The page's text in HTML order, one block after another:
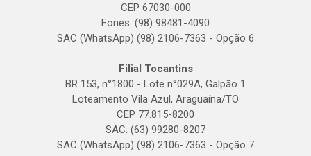
CEP 67030-000
Fones: (98) 98481-4090
SAC (WhatsApp) (98) 2106-7363 - Opção 6
Filial Tocantins
BR 153, n°1800 - Lote n°029A, Galpão 1
Loteamento Vila Azul, Araguaína/TO
CEP 77.815-8200
SAC: (63) 99280-8207
SAC (WhatsApp) (98) 2106-7363 - Opção 7